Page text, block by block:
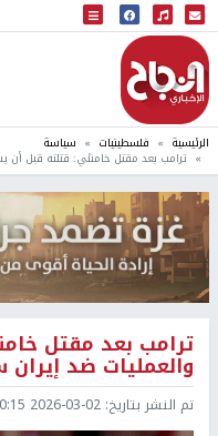
البث المباشر
إذاعة النجاح
الرئيسية فلسطينيات سياسة
ترامب بعد مقتل خامنئي: قتلته قبل أن
ترامب بعد مقتل
والعمليات ضد
تم النشر بتاريخ: 2026-03-02 10:15